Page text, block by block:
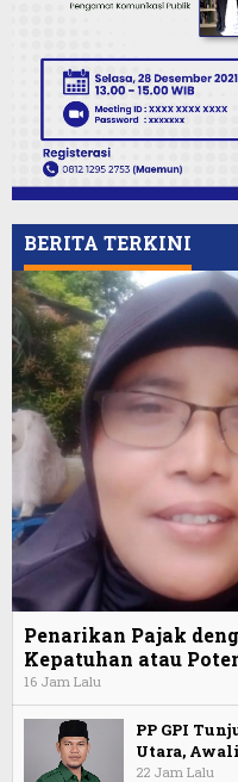
BERITA TERKINI
Penarikan Pajak
Kepatuhan atau
16 Jam Lalu
PP GPI
Utara,
22 Jam Lalu